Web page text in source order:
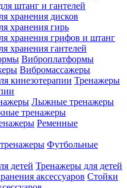
штанг и гантелей
хранения дисков
хранения гирь
хранения грифов и штанг
хранения гантелей
Виброплатформы
Вибромассажеры
Тренажеры
Лыжные тренажеры
тренажеры
Ременные
Футбольные
Тренажеры для детей
Стойки